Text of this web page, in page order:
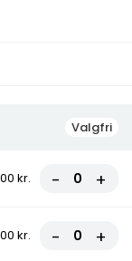
Kylling,
Fetaost,
friske
Valgfri
kr. - +
kr. - +